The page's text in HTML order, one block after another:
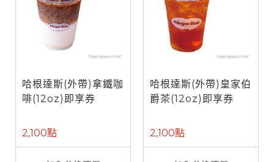
哈根達斯(外帶)拿鐵咖
啡(12oz)即享券
2,100點
哈根達斯(外帶)皇家伯
爵茶(12oz)即享券
2,100點